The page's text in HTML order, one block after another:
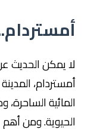
يمكن الحديث عن
المدينة
الساحرة،
ومن أهم